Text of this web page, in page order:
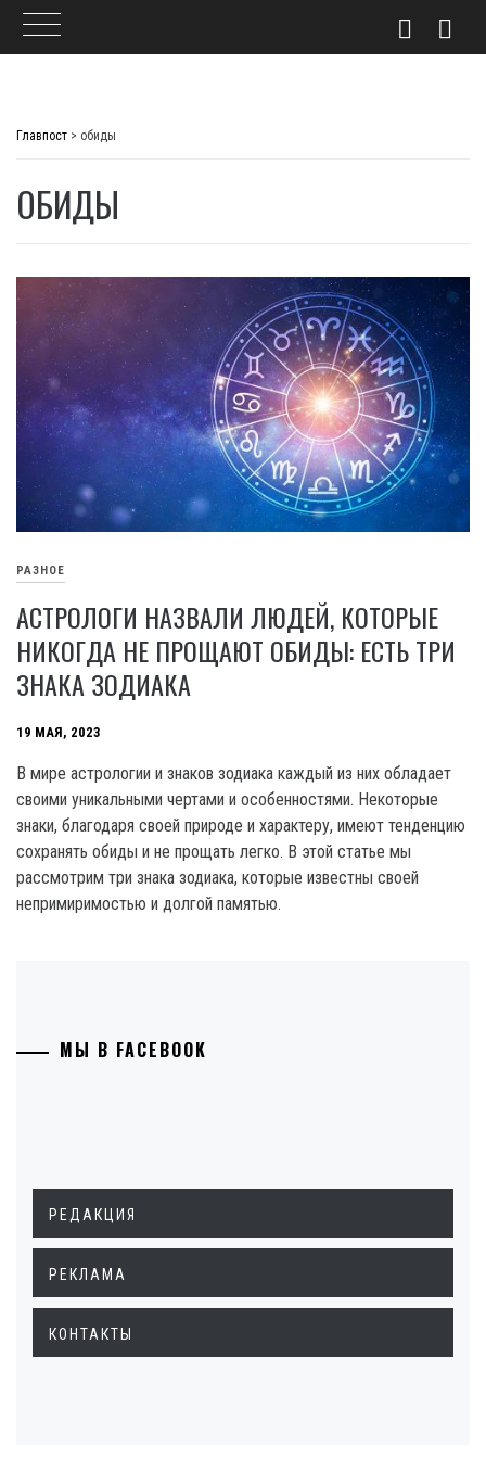
Главпост > обиды
ОБИДЫ
РАЗНОЕ
АСТРОЛОГИ НАЗВАЛИ ЛЮДЕЙ, КОТОРЫЕ
НИКОГДА НЕ ПРОЩАЮТ ОБИДЫ: ЕСТЬ ТРИ
ЗНАКА ЗОДИАКА
19 МАЯ, 2023
В мире астрологии и знаков зодиака каждый из них обладает
своими уникальными чертами и особенностями. Некоторые
знаки, благодаря своей природе и характеру, имеют тенденцию
сохранять обиды и не прощать легко. В этой статье мы
рассмотрим три знака зодиака, которые известны своей
непримиримостью и долгой памятью.
МЫ В FACEBOOK
РЕДАКЦИЯ
РЕКЛАМА
КОНТАКТЫ